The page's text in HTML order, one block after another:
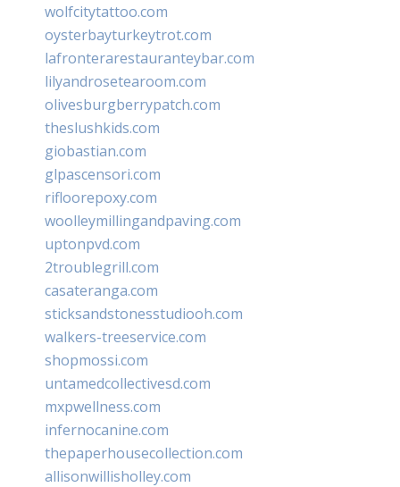
wolfcitytattoo.com
oysterbayturkeytrot.com
lafronterarestauranteybar.com
lilyandrosetearoom.com
olivesburgberrypatch.com
theslushkids.com
giobastian.com
glpascensori.com
rifloorepoxy.com
woolleymillingandpaving.com
uptonpvd.com
2troublegrill.com
casateranga.com
sticksandstonesstudiooh.com
walkers-treeservice.com
shopmossi.com
untamedcollectivesd.com
mxpwellness.com
infernocanine.com
thepaperhousecollection.com
allisonwillisholley.com